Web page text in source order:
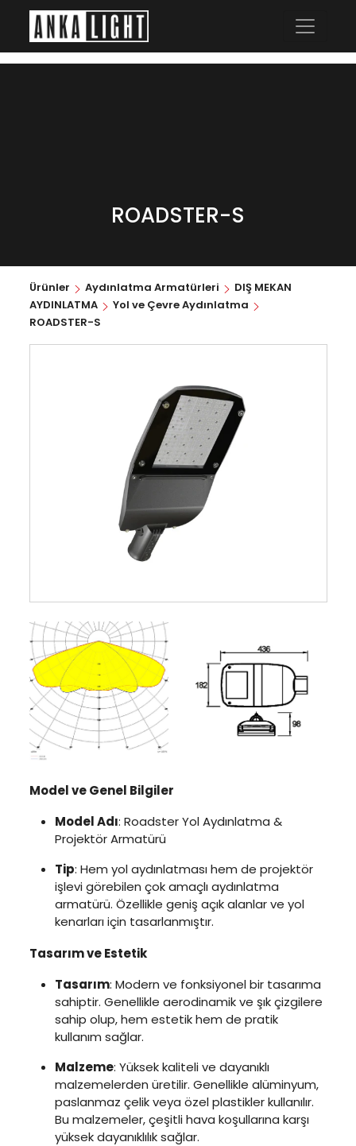
ROADSTER-S
Ürünler Aydınlatma Armatürleri
DIŞ MEKAN
AYDINLATMA
Yol ve Çevre Aydınlatma
ROADSTER-S
Model ve Genel Bilgiler
Model Adı: Roadster Yol Aydınlatma &
Projektör Armatürü
Tip: Hem yol aydınlatması hem de projektör
işlevi görebilen çok amaçlı aydınlatma
armatürü. Özellikle geniş açık alanlar ve yol
kenarları için tasarlanmıştır.
Tasarım ve Estetik
Tasarım: Modern ve fonksiyonel bir tasarıma
sahiptir. Genellikle aerodinamik ve şık çizgilere
sahip olup, hem estetik hem de pratik
kullanım sağlar.
Malzeme: Yüksek kaliteli ve dayanıklı
malzemelerden üretilir. Genellikle alüminyum,
paslanmaz çelik veya özel plastikler kullanılır.
Bu malzemeler, çeşitli hava koşullarına karşı
yüksek dayanıklılık sağlar.